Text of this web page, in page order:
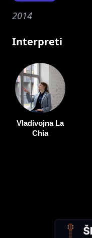
2014
Interpreti
Vladivojna La
Chia